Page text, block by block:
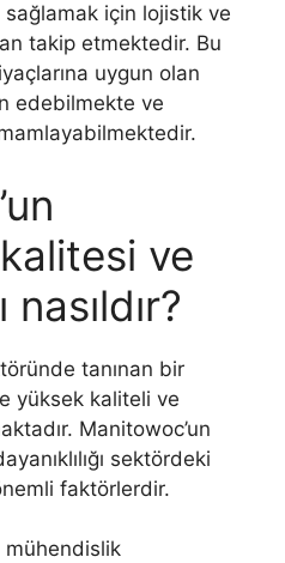
sağlamak için lojistik ve
takip etmektedir. Bu
uygun olan
edebilmekte ve
ve
nasıldır?
tanınan bir
yüksek kaliteli ve
Manitowoc’un
sektördeki
faktörlerdir.
mühendislik